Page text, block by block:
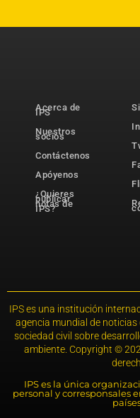
Acerca de
IPS
Nuestros
socios
Contáctenos
Apóyenos
¿Quieres
publicar
notas de
IPS?
IPS es una institución
agencia mundial de noticias
sociedad civil sobre
ambiente. Copyright ©
IPS es la única
personal y corresponsales